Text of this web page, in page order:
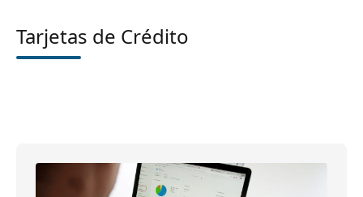
Tarjetas de Crédito